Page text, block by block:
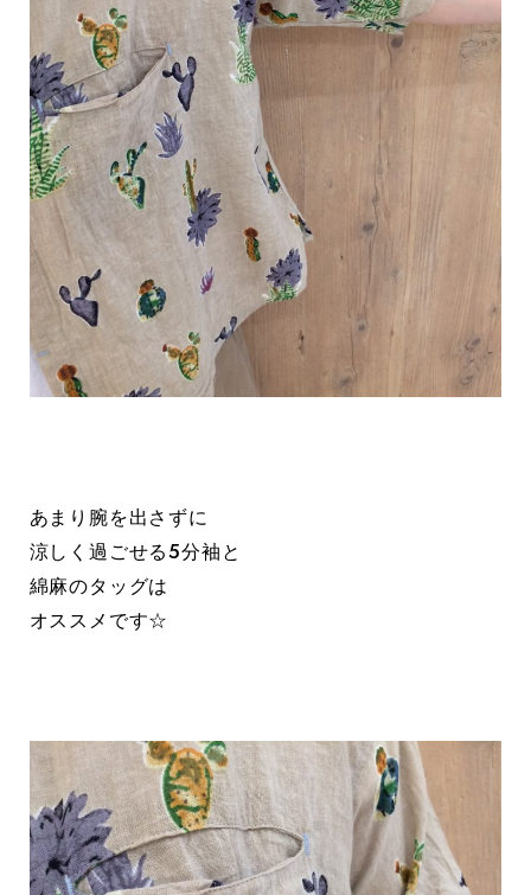
あまり腕を出さずに
涼しく過ごせる5分袖と
綿麻のタッグは
オススメです☆